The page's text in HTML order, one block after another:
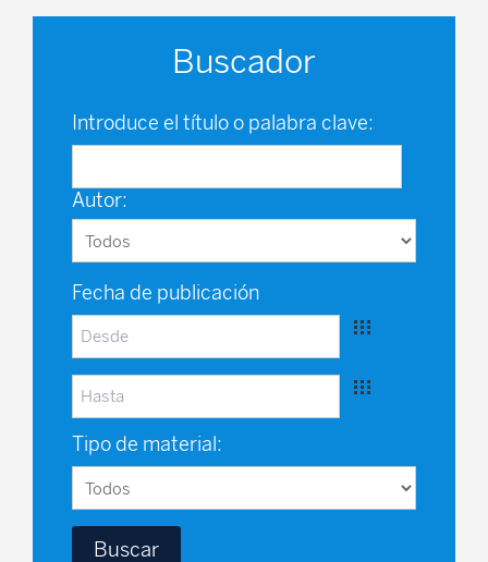
Buscador
Introduce el título o palabra clave:
Autor:
Fecha de publicación
Tipo de material: